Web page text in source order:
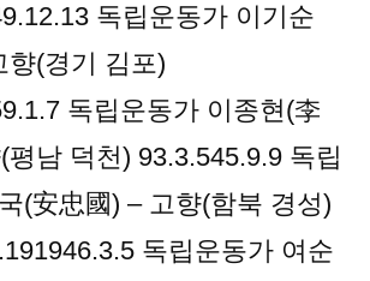
독립운동가 이기순
향(경기 김포)
독립운동가 이종현(李
남 덕천) 93.3.545.9.9 독립
(安忠國) – 고향(함북 경성)
독립운동가 여순